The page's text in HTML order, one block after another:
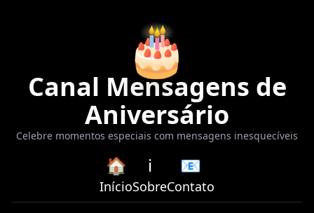
🎂
Canal Mensagens de
Aniversário
Celebre momentos especiais com mensagens inesquecíveis
🏠
Início
ℹ️
Sobre
📧
Contato